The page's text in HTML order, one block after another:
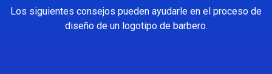
Los siguientes consejos pueden ayudarle en el proceso de
diseño de un logotipo de barbero.